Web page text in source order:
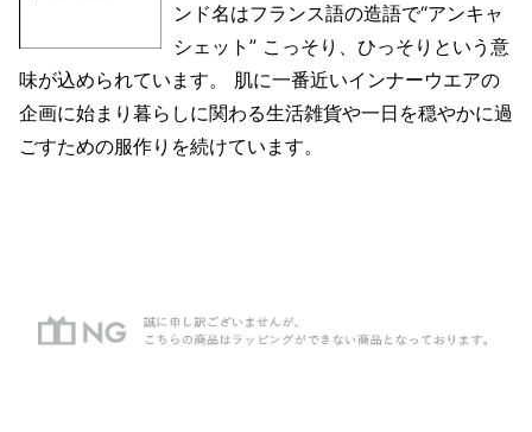
ンド名はフランス語の造語で“アンキャ
シェット” こっそり、ひっそりという意
味が込められています。 肌に一番近いインナーウエアの
企画に始まり暮らしに関わる生活雑貨や一日を穏やかに過
ごすための服作りを続けています。